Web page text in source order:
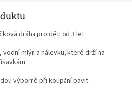
dráha pro děti od 3 let.
vodní mlýn a nálevku, které drží na
výborně při koupání bavit.